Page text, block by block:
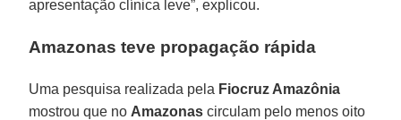
apresentação clínica leve”, explicou.
Amazonas teve propagação rápida
Uma pesquisa realizada pela Fiocruz Amazônia
mostrou que no Amazonas circulam pelo menos oito